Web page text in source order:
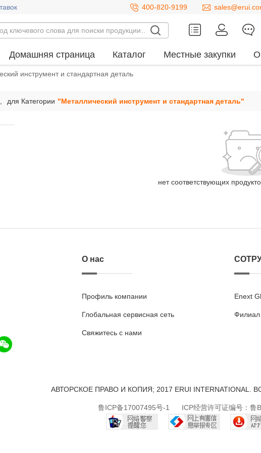
400-820-9199
Домашняя страница Каталог Местные закупки О
инструмент и стандартная деталь
для Категории "Mеталлический инструмент и стандартная деталь"
нет соответствующих
О нас
Профиль компании
Глобальная сервисная сеть
Свяжитесь с нами
Enext
АВТОРСКОЕ ПРАВО И КОПИЯ; 2017 ERUI
鲁ICP备17007495号-1 ICP经营许可证编号：鲁